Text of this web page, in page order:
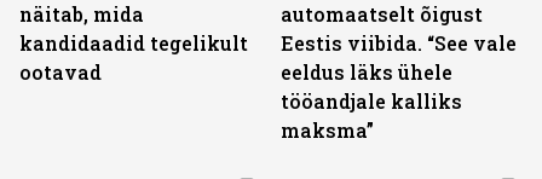
näitab, mida
kandidaadid tegelikult
ootavad
automaatselt õigust
Eestis viibida. “See vale
eeldus läks ühele
tööandjale kalliks
maksma”